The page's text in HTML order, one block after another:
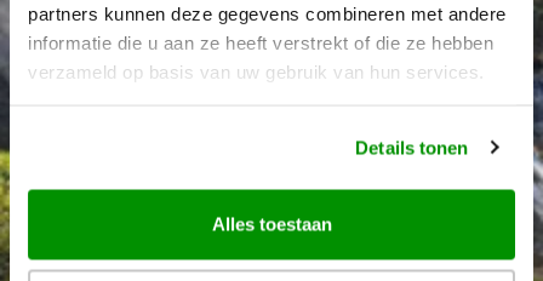
partners kunnen deze gegevens combineren met andere
informatie die u aan ze heeft verstrekt of die ze hebben
verzameld op basis van uw gebruik van hun services.
Details tonen
Alles toestaan
Déanne Wetzels